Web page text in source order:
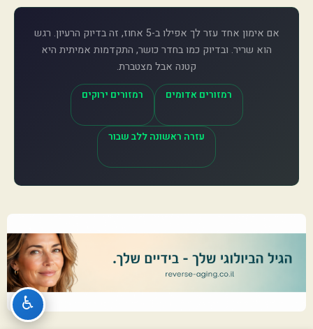
אם אימון אחד עזר לך אפילו ב-5 אחוז, זה בדיוק הרעיון. רגש
הוא שריר. ובדיוק כמו בחדר כושר, התקדמות אמיתית היא
קטנה אבל מצטברת.
רמזורים אדומים רמזורים ירוקים
עזרה ראשונה ללב שבור
♿